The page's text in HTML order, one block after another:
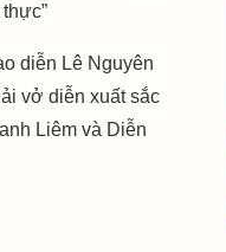
diễn Lê Nguyên
vở diễn xuất sắc
Liêm và Diễn